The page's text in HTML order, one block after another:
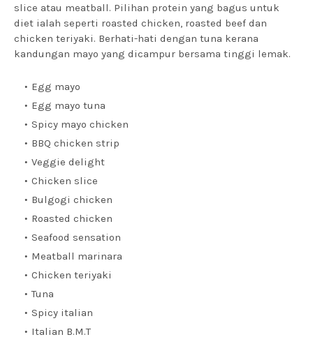
slice atau meatball. Pilihan protein yang bagus untuk
diet ialah seperti roasted chicken, roasted beef dan
chicken teriyaki. Berhati-hati dengan tuna kerana
kandungan mayo yang dicampur bersama tinggi lemak.
Egg mayo
Egg mayo tuna
Spicy mayo chicken
BBQ chicken strip
Veggie delight
Chicken slice
Bulgogi chicken
Roasted chicken
Seafood sensation
Meatball marinara
Chicken teriyaki
Tuna
Spicy italian
Italian B.M.T